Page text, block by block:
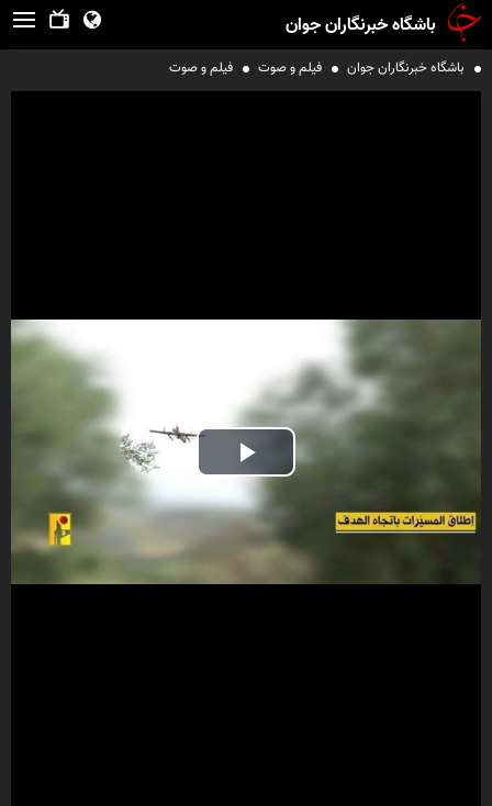
باشگاه خبرنگاران جوان
باشگاه خبرنگاران جوان فیلم و صوت فیلم و صوت
Play
Video